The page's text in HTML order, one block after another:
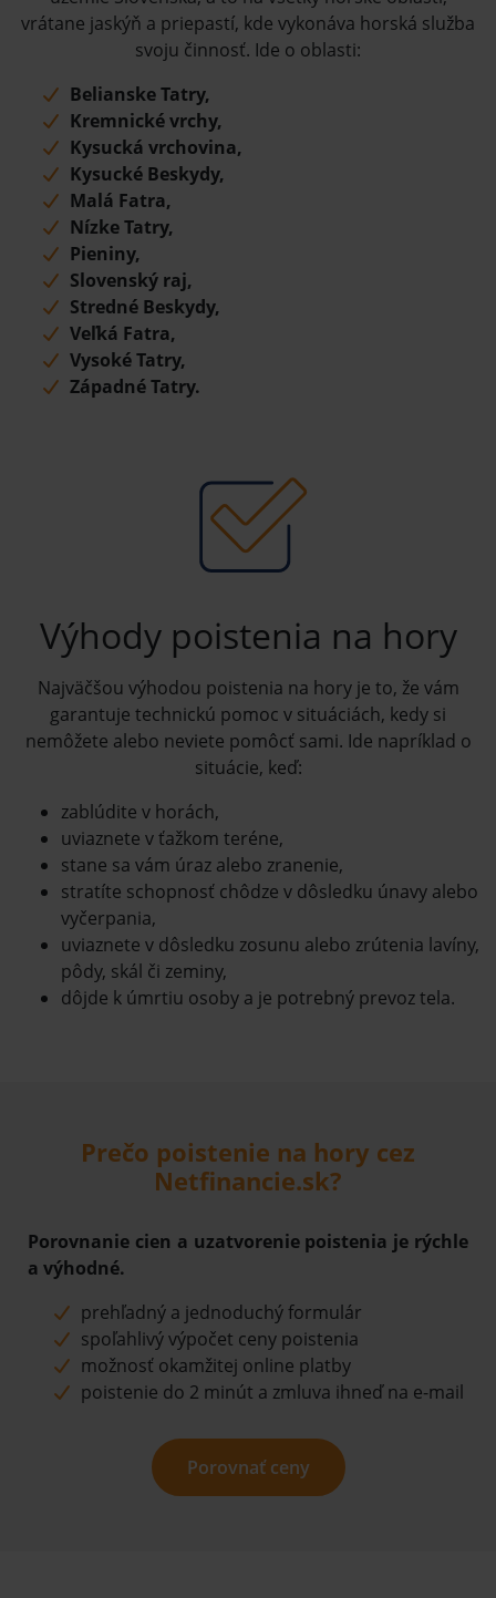
vrátane jaskýň a priepastí, kde vykonáva horská služba
svoju činnosť. Ide o oblasti:
Belianske Tatry,
Kremnické vrchy,
Kysucká vrchovina,
Kysucké Beskydy,
Malá Fatra,
Nízke Tatry,
Pieniny,
Slovenský raj,
Stredné Beskydy,
Veľká Fatra,
Vysoké Tatry,
Západné Tatry.
Výhody poistenia na hory
Najväčšou výhodou poistenia na hory je to, že vám
garantuje technickú pomoc v situáciách, kedy si
nemôžete alebo neviete pomôcť sami. Ide napríklad o
situácie, keď:
zablúdite v horách,
uviaznete v ťažkom teréne,
stane sa vám úraz alebo zranenie,
stratíte schopnosť chôdze v dôsledku únavy alebo
vyčerpania,
uviaznete v dôsledku zosunu alebo zrútenia lavíny,
pôdy, skál či zeminy,
dôjde k úmrtiu osoby a je potrebný prevoz tela.
Prečo poistenie na hory cez
Netfinancie.sk?
Porovnanie cien a uzatvorenie poistenia je rýchle
a výhodné.
prehľadný a jednoduchý formulár
spoľahlivý výpočet ceny poistenia
možnosť okamžitej online platby
poistenie do 2 minút a zmluva ihneď na e-mail
Porovnať ceny